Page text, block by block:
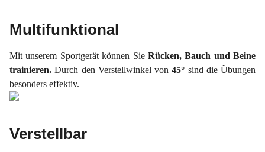
Multifunktional
Mit unserem Sportgerät können Sie Rücken, Bauch und Beine
trainieren.Durch den Verstellwinkel von45° sind die Übungen
besonders effektiv.
Verstellbar